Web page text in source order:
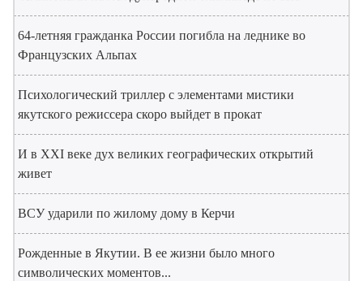
64-летняя гражданка России погибла на леднике во
Французских Альпах
Психологический триллер с элементами мистики
якутского режиссера скоро выйдет в прокат
И в XXI веке дух великих географических открытий
живет
ВСУ ударили по жилому дому в Керчи
Рожденные в Якутии. В ее жизни было много
символических моментов...